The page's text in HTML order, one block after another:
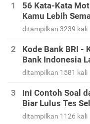
56 Kata-Kata
Kamu Lebih
ditampilkan 3239 kali
Kode Bank BRI -
Bank Indonesia
ditampilkan 1581 kali
Ini Contoh Soal
Biar Lulus Tes
ditampilkan 1126 kali